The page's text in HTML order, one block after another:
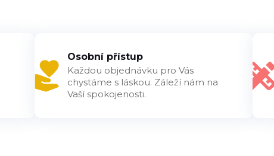
Osobní přístup
Každou objednávku pro Vás
chystáme s láskou. Záleží nám na
Vaší spokojenosti.